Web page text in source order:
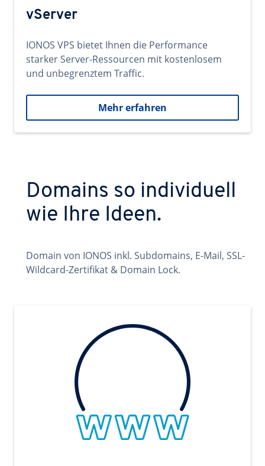
vServer
IONOS VPS bietet Ihnen die Performance
starker Server-Ressourcen mit kostenlosem
und unbegrenztem Traffic.
Mehr erfahren
Domains so individuell
wie Ihre Ideen.
Domain von IONOS inkl. Subdomains, E-Mail, SSL-
Wildcard-Zertifikat & Domain Lock.